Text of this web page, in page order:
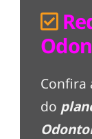
Confira
do